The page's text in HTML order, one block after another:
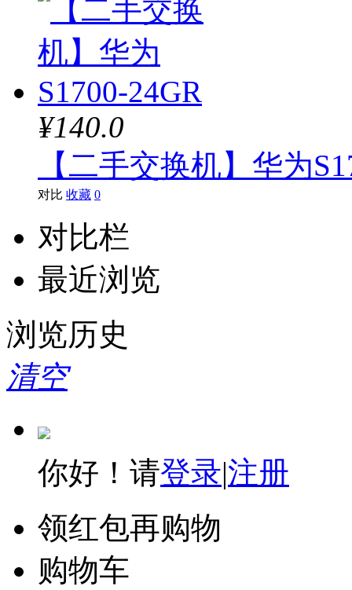
大华
¥140.0
【二手交换机】华为
对比 收藏 0
对比栏
最近浏览
浏览历史
清空
你好！请登录|注册
领红包再购物
购物车